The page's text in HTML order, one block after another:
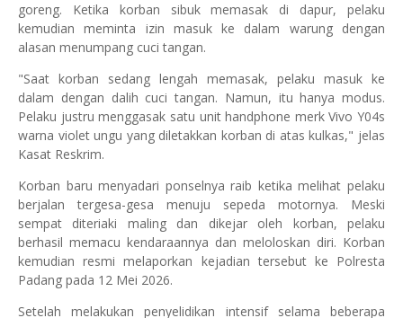
goreng. Ketika korban sibuk memasak di dapur, pelaku
kemudian meminta izin masuk ke dalam warung dengan
alasan menumpang cuci tangan.
"Saat korban sedang lengah memasak, pelaku masuk ke
dalam dengan dalih cuci tangan. Namun, itu hanya modus.
Pelaku justru menggasak satu unit handphone merk Vivo Y04s
warna violet ungu yang diletakkan korban di atas kulkas," jelas
Kasat Reskrim.
Korban baru menyadari ponselnya raib ketika melihat pelaku
berjalan tergesa-gesa menuju sepeda motornya. Meski
sempat diteriaki maling dan dikejar oleh korban, pelaku
berhasil memacu kendaraannya dan meloloskan diri. Korban
kemudian resmi melaporkan kejadian tersebut ke Polresta
Padang pada 12 Mei 2026.
Setelah melakukan penyelidikan intensif selama beberapa